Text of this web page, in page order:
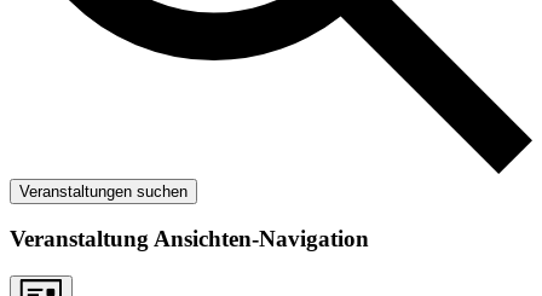
Veranstaltungen suchen
Veranstaltung Ansichten-Navigation